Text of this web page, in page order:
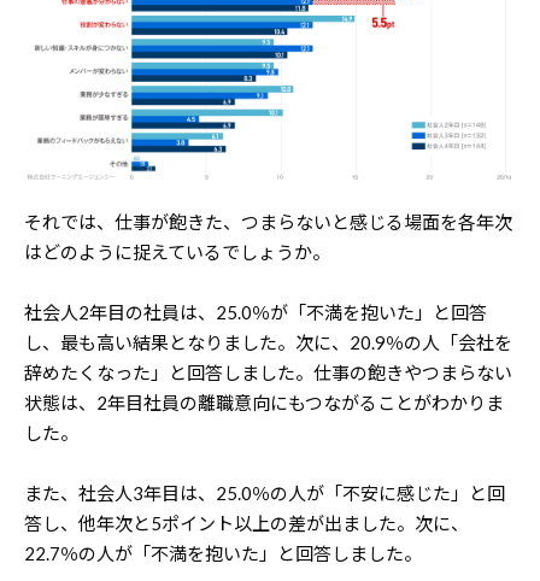
それでは、仕事が飽きた、つまらないと感じる場面を各年次
はどのように捉えているでしょうか。
社会人2年目の社員は、25.0％が「不満を抱いた」と回答
し、最も高い結果となりました。次に、20.9％の人「会社を
辞めたくなった」と回答しました。仕事の飽きやつまらない
状態は、2年目社員の離職意向にもつながることがわかりま
した。
また、社会人3年目は、25.0％の人が「不安に感じた」と回
答し、他年次と5ポイント以上の差が出ました。次に、
22.7％の人が「不満を抱いた」と回答しました。